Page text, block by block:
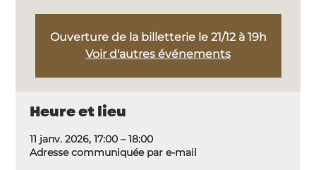
Ouverture de la billetterie le 21/12 à 19h
Voir d'autres événements
Heure et lieu
11 janv. 2026, 17:00 – 18:00
Adresse communiquée par e-mail